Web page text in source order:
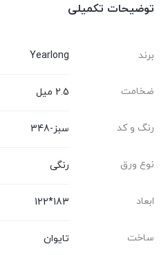
توضیحات تکمیلی
برند Yearlong
ضخامت 2.5 میل
رنگ و کد سبز-348
نوع ورق رنگی
ابعاد 183*122
ساخت تایوان